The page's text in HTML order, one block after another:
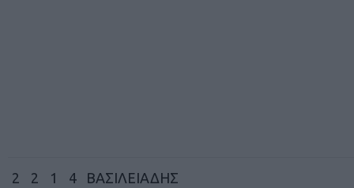
2
2
1
4
ΒΑΣΙΛΕΙΑΔΗΣ